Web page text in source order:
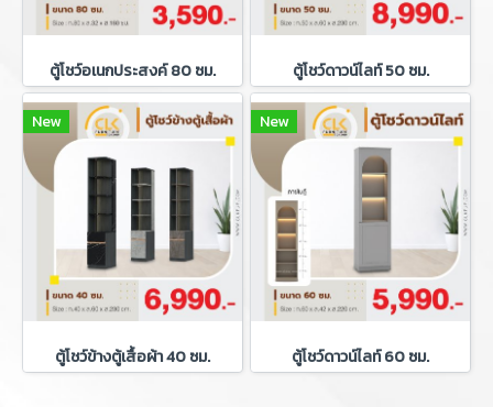
ตู้โชว์อเนกประสงค์ 80 ซม. ตู้โชว์ดาวน์ไลท์ 50 ซม.
New
ตู้โชว์ข้างตู้เสื้อผ้า 40 ซม.
New
ตู้โชว์ดาวน์ไลท์ 60 ซม.